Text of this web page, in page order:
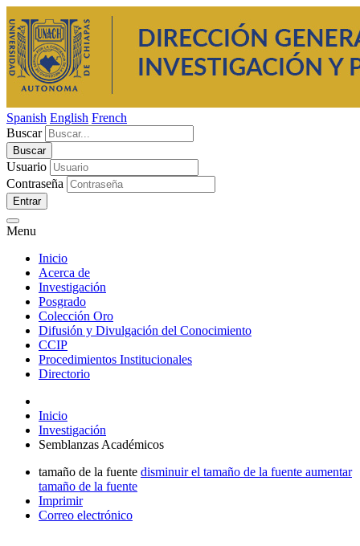
Spanish English French
Buscar
Usuario
Contraseña
Entrar
Menu
Inicio
Acerca de
Investigación
Posgrado
Colección Oro
Difusión y Divulgación del Conocimiento
CCIP
Procedimientos Institucionales
Directorio
Inicio
Investigación
Semblanzas Académicos
tamaño de la fuente disminuir el tamaño de la fuente aumentar
tamaño de la fuente
Imprimir
Correo electrónico